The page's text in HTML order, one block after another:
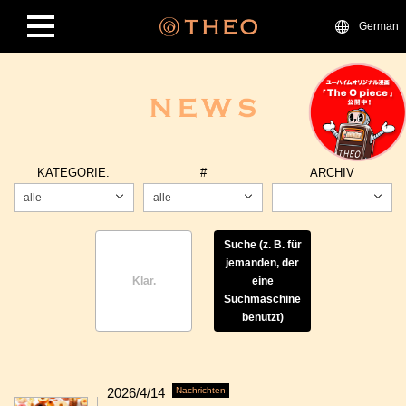
German
KATEGORIE.
alle
#
alle
ARCHIV
-
Klar.
Suche (z. B. für
jemanden, der
eine
Suchmaschine
benutzt)
2026/4/14 Nachrichten